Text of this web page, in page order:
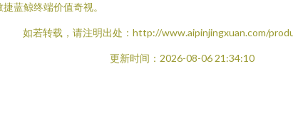
蓝鲸终端价值奇视。
如若转载，请注明出处：http://www.aipinjingxuan.com/
更新时间：2026-08-06 21:34:10